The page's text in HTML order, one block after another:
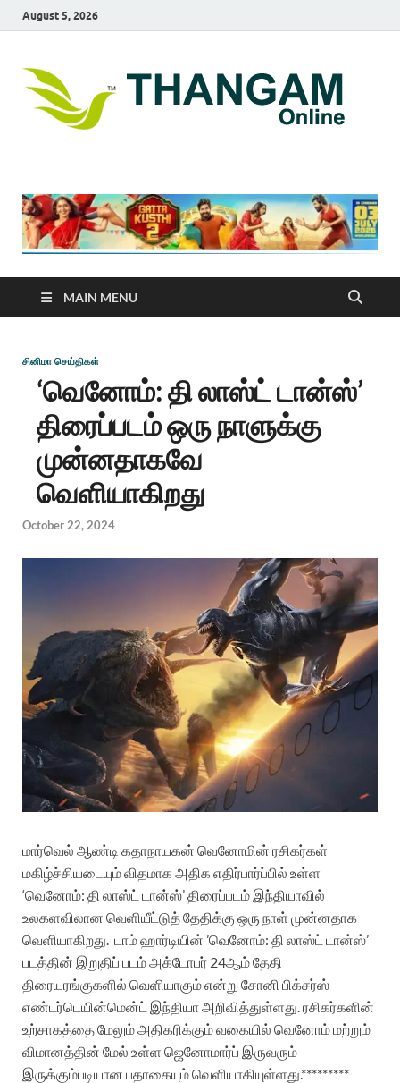
August 5, 2026
MAIN MENU
சினிமா செய்திகள்
‘வெனோம்: தி லாஸ்ட் டான்ஸ்’
திரைப்படம் ஒரு நாளுக்கு
முன்னதாகவே
வெளியாகிறது
October 22, 2024
மார்வெல் ஆண்டி கதாநாயகன் வெனோமின் ரசிகர்கள்
மகிழ்ச்சியடையும் விதமாக அதிக எதிர்பார்ப்பில் உள்ள
‘வெனோம்: தி லாஸ்ட் டான்ஸ்’ திரைப்படம் இந்தியாவில்
உலகளவிலான வெளியீட்டுத் தேதிக்கு ஒரு நாள் முன்னதாக
வெளியாகிறது. டாம் ஹார்டியின் ’வெனோம்: தி லாஸ்ட் டான்ஸ்’
படத்தின் இறுதிப் படம் அக்டோபர் 24ஆம் தேதி
திரையரங்குகளில் வெளியாகும் என்று சோனி பிக்சர்ஸ்
எண்டர்டெயின்மென்ட் இந்தியா அறிவித்துள்ளது. ரசிகர்களின்
உற்சாகத்தை மேலும் அதிகரிக்கும் வகையில் வெனோம் மற்றும்
விமானத்தின் மேல் உள்ள ஜெனோமார்ப் இருவரும்
இருக்கும்படியான பதாகையும் வெளியாகியுள்ளது.*********